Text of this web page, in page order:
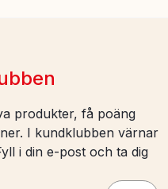
produkter, få poäng
I kundklubben värnar
i din e-post och ta dig